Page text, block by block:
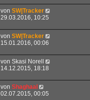
von SW|Tracker
29.03.2016, 10:25
von SW|Tracker
15.01.2016, 00:06
von Skasi Norell
14.12.2015, 18:18
von Shaghaal
02.07.2015, 00:05